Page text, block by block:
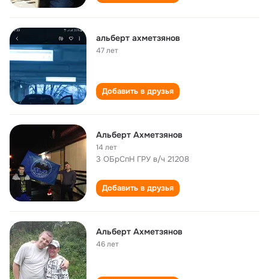
альберт ахметзянов
47 лет
Добавить в друзья
Альберт Ахметзянов
14 лет
3 ОБрСпН ГРУ в/ч 21208
Добавить в друзья
Альберт Ахметзянов
46 лет